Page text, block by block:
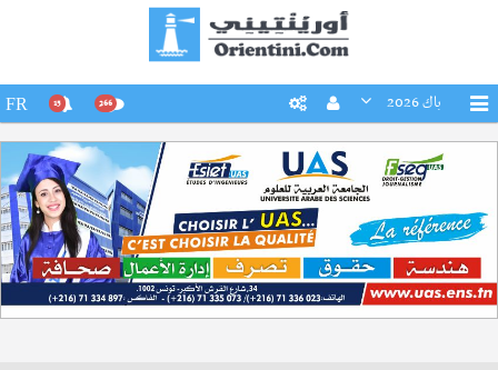
باك 2026 266
15
FR